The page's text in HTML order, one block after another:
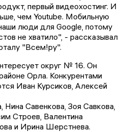
первый видеохостинг. И
чем Youtube. Мобильную
люди для Google, потому
не хватило", - рассказывал
"Всем!ру".
округ № 16. Он
Орла. Конкурентами
Иван Курсиков, Алексей
Савенкова, Зоя Савкова,
Строев, Валентина
и Ирина Шерстнева.